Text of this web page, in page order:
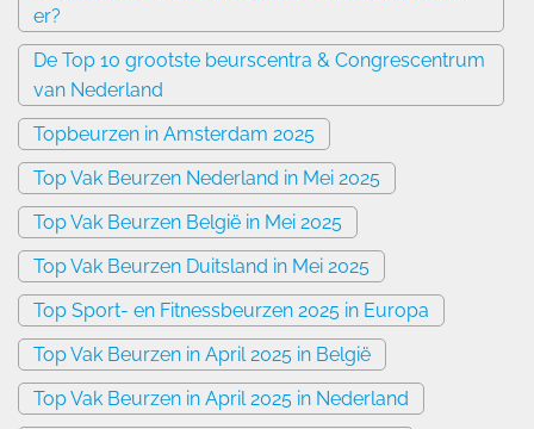
er?
De Top 10 grootste beurscentra & Congrescentrum
van Nederland
Topbeurzen in Amsterdam 2025
Top Vak Beurzen Nederland in Mei 2025
Top Vak Beurzen België in Mei 2025
Top Vak Beurzen Duitsland in Mei 2025
Top Sport- en Fitnessbeurzen 2025 in Europa
Top Vak Beurzen in April 2025 in België
Top Vak Beurzen in April 2025 in Nederland